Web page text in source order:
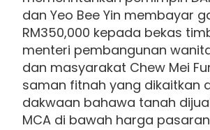
dan Yeo Bee Yin membayar
RM350,000 kepada bekas
menteri pembangunan
dan masyarakat Chew Mei
saman fitnah yang dikaitkan
dakwaan bahawa tanah
MCA di bawah harga